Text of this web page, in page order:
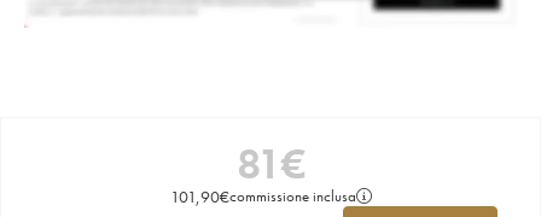
81€
101,90€commissione inclusa